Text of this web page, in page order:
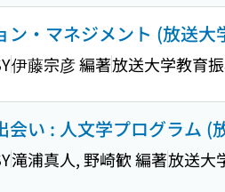
ン・マネジメント (放送
伊藤宗彦 編著放送大学教育
会い : 人文学プログラム
滝浦真人, 野崎歓 編著放送大